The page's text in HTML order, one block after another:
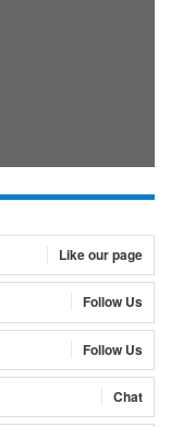
Like our page
Follow Us
Follow Us
Chat